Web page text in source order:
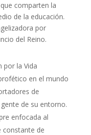
comparten la
de la educación.
por
del Reino.
por la Vida
en el mundo
de
de su entorno.
enfocada al
constante de